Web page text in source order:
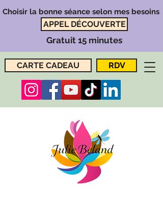
CARTE CADEAU RDV
Choisir la bonne séance selon mes besoins
APPEL DÉCOUVERTE
Gratuit 15 minutes